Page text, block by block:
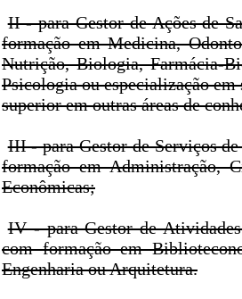
II - para Gestor de Ações de
formação em Medicina,
Nutrição, Biologia, Farmácia-
Psicologia ou especialização
superior em outras áreas de
III - para Gestor de Serviços
formação em Administração,
Econômicas;
IV - para Gestor de
com formação em
Engenharia ou Arquitetura.